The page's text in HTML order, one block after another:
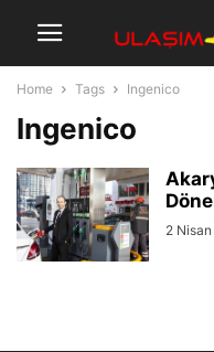
Home Tags Ingenico
Ingenico
2